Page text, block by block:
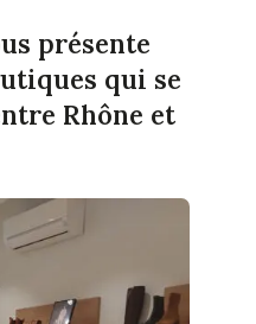
présente
qui se
Rhône et